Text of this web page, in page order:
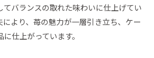
てバランスの取れた味わいに仕上げてい
により、苺の魅力が一層引き立ち、ケー
仕上がっています。